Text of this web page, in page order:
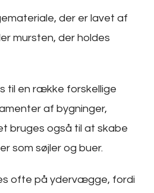
der er lavet af
mursten, der holdes
til en række forskellige
af bygninger,
bruges også til at skabe
som søjler og buer.
ofte på ydervægge, fordi